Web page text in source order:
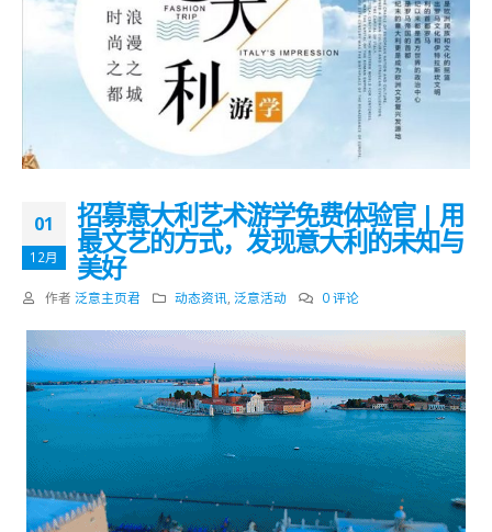
01
12月
招募意大利艺术游学免费体验官 | 用
最文艺的方式，发现意大利的未知与
美好
作者 泛意主页君 动态资讯 ,泛意活动 0 评论